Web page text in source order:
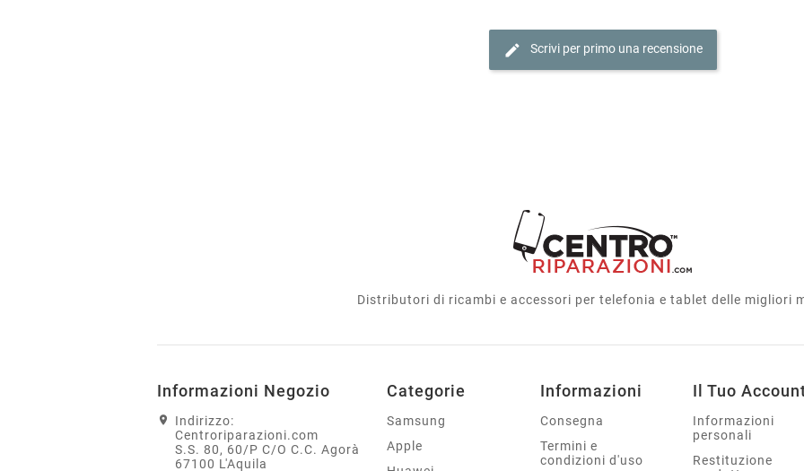
edit Scrivi per primo una recensione
Distributori di ricambi e accessori per telefonia e tablet delle migliori
Informazioni Negozio
Indirizzo:
Centroriparazioni.com
S.S. 80, 60/P C/O C.C. Agorà
67100 L'Aquila
Categorie
Samsung
Apple
Informazioni
Consegna
Termini e
condizioni d'uso
Il Tuo
Informazioni
personali
Restituzione